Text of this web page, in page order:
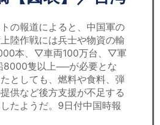
の報道によると、中国軍の
陸作戦には兵士や物資の輸
本、▽車両100万台、▽軍
隻以上──が必要とな
としても、燃料や食料、弾
供など後方支援が不足する
たようだ。9日付中国時報